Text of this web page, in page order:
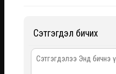
Сэтгэгдэл бичих